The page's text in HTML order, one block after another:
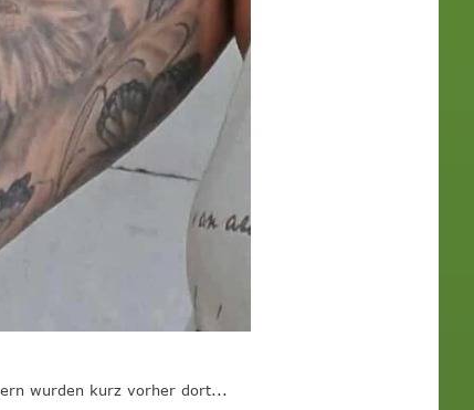
wurden kurz vorher dort...